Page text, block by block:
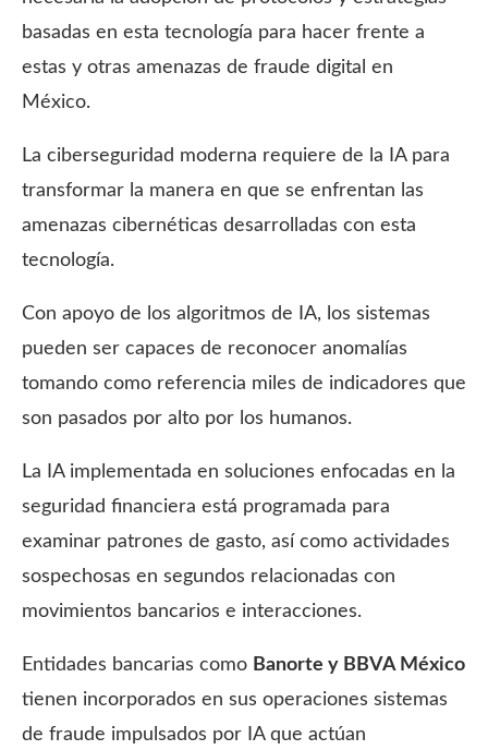
basadas en esta tecnología para hacer frente a
estas y otras amenazas de fraude digital en
México.
La ciberseguridad moderna requiere de la IA para
transformar la manera en que se enfrentan las
amenazas cibernéticas desarrolladas con esta
tecnología.
Con apoyo de los algoritmos de IA, los sistemas
pueden ser capaces de reconocer anomalías
tomando como referencia miles de indicadores que
son pasados por alto por los humanos.
La IA implementada en soluciones enfocadas en la
seguridad financiera está programada para
examinar patrones de gasto, así como actividades
sospechosas en segundos relacionadas con
movimientos bancarios e interacciones.
Entidades bancarias como Banorte y BBVA México
tienen incorporados en sus operaciones sistemas
de fraude impulsados por IA que actúan